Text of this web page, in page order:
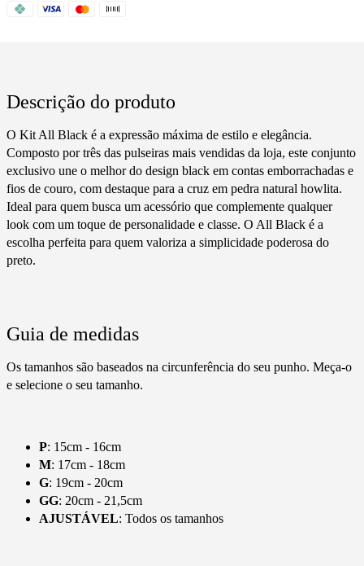
Descrição do produto
O Kit All Black é a expressão máxima de estilo e elegância.
Composto por três das pulseiras mais vendidas da loja, este conjunto
exclusivo une o melhor do design black em contas emborrachadas e
fios de couro, com destaque para a cruz em pedra natural howlita.
Ideal para quem busca um acessório que complemente qualquer
look com um toque de personalidade e classe. O All Black é a
escolha perfeita para quem valoriza a simplicidade poderosa do
preto.
Guia de medidas
Os tamanhos são baseados na circunferência do seu punho. Meça-o
e selecione o seu tamanho.
P: 15cm - 16cm
M: 17cm - 18cm
G: 19cm - 20cm
GG: 20cm - 21,5cm
AJUSTÁVEL: Todos os tamanhos